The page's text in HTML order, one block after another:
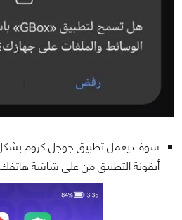
سوف يعمل تطبيق جوجل كروم بشكل
أيقونة التطبيق من على شاشة هاتفك